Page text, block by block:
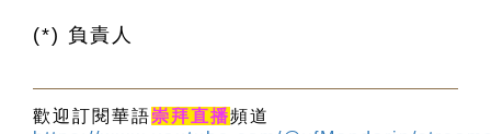
(*) 負責人
歡迎訂閱華語崇拜直播頻道